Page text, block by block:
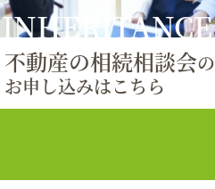
INHERITANCE
不動産の相続相談会の
お申し込みはこちら